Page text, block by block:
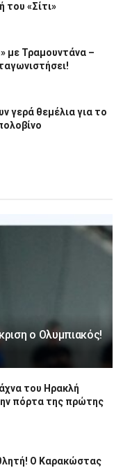
του «Σίτι»
με Τραμουντάνα –
γερά θεμέλια για το
ο Ολυμπιακός!
του Ηρακλή
πόρτα της πρώτης
Ο Καρακώστας